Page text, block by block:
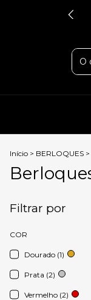
Início > BERLOQUES >
Filtrar por
COR
Dourado (1)
Prata (2)
Vermelho (2)